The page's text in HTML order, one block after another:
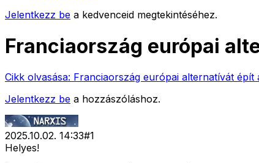
Jelentkezz be a kedvenceid megtekintéséhez.
Franciaország európai
Cikk olvasása: Franciaország európai alternatívát
Jelentkezz be a hozzászóláshoz.
2025.10.02. 14:33#1
Helyes!